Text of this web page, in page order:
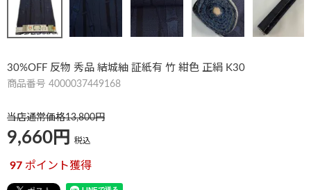
30%OFF 反物 秀品 結城紬 証紙有 竹 紺色 正絹 K30
商品番号 4000037449168
当店通常価格13,800
9,660 税込
97 ポイント獲得